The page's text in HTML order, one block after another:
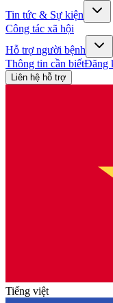
Tin tức & Sự kiện
Công tác xã hội
Hỗ trợ người bệnh
Thông tin cần biếtĐăng
Liên hệ hỗ trợ
Tiếng việt